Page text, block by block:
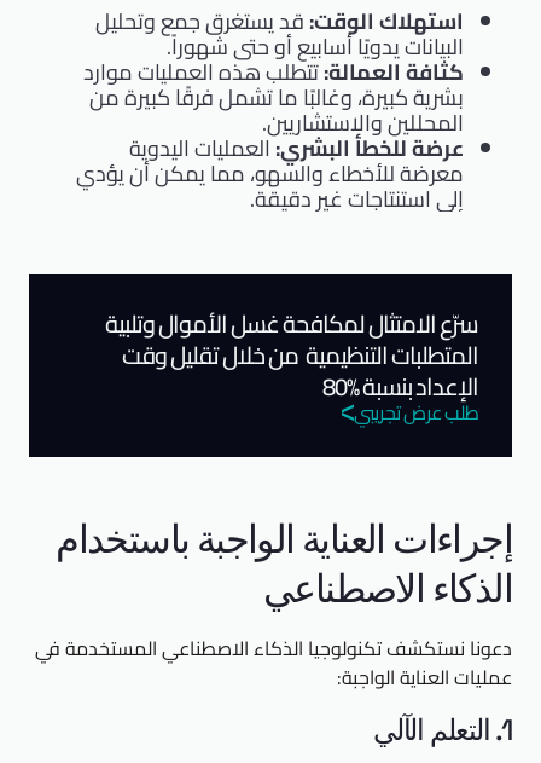
استهلاك الوقت:قد يستغرق جمع وتحليل
البيانات يدويًا أسابيع أو حتى شهوراً.
كثافة العمالة:تتطلب هذه العمليات موارد
بشرية كبيرة، وغالبًا ما تشمل فرقًا كبيرة من
المحللين والاستشاريين.
عرضة للخطأ البشري:العمليات اليدوية
معرضة للأخطاء والسهو، مما يمكن أن يؤدي
إلى استنتاجات غير دقيقة.
سرّع الامتثال لمكافحة غسل الأموال وتلبية
المتطلبات التنظيمية من خلال تقليل وقت
الإعداد بنسبة %80
طلب عرض تجريبي
إجراءات العناية الواجبة باستخدام
الذكاء الاصطناعي
دعونا نستكشف تكنولوجيا الذكاء الاصطناعي المستخدمة في
عمليات العناية الواجبة:
1. التعلم الآلي